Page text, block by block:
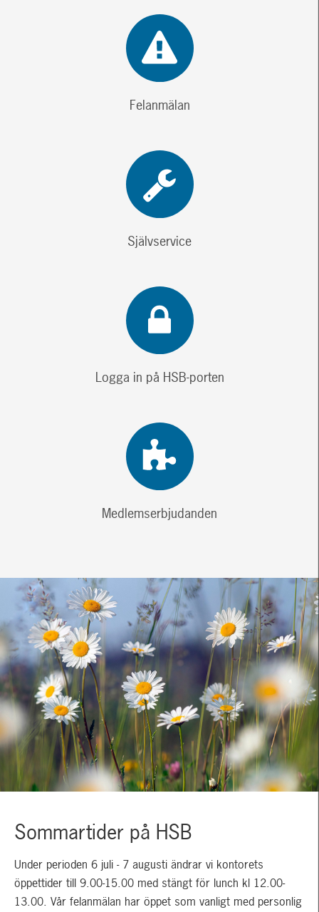
Felanmälan
Självservice
Logga in på HSB-porten
Medlemserbjudanden
Sommartider på HSB
Under perioden 6 juli - 7 augusti ändrar vi kontorets
öppettider till 9.00-15.00 med stängt för lunch kl 12.00-
13.00. Vår felanmälan har öppet som vanligt med personlig